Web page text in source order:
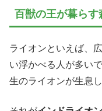
百獣の王が暮らす
ライオンといえば、
い浮かべる人が多い
生のライオンが生息し